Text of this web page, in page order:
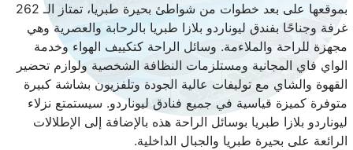
بموقعها على بعد خطوات من شواطئ بحيرة طبريا، تمتاز الـ 262
غرفة وجناحًا بفندق ليوناردو بلازا طبريا بالرحابة والعصرية وهي
مجهزة للراحة والملاءمة. وسائل الراحة كتكييف الهواء وخدمة
الواي فاي المجانية ومستلزمات النظافة الشخصية ولوازم تحضير
القهوة والشاي مع توليفات عالية الجودة وتلفزيون بشاشة كبيرة
متوفرة كميزة قياسية في جميع فنادق ليوناردو. سيستمتع نزلاء
ليوناردو بلازا طبريا بوسائل الراحة هذه بالإضافة إلى الإطلالات
الرائعة على بحيرة طبريا والجبال الداخلية.